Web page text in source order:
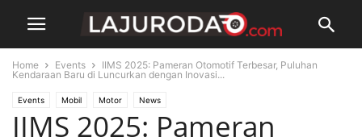
Home Events
IIMS 2025: Pameran Otomotif Terbesar, Puluhan
Kendaraan Baru di Luncurkan dengan Inovasi...
Events Mobil Motor News
IIMS 2025: Pameran